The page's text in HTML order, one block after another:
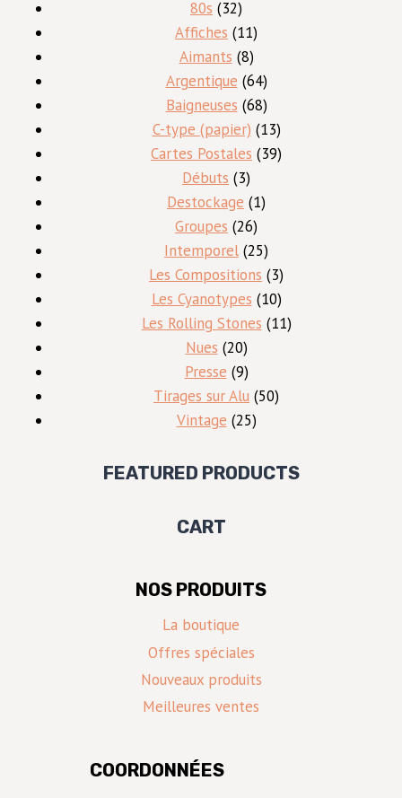
produits
80s 3232
produits
Affiches 1111
produits
Aimants 88
produits
Argentique 6464
produits
Baigneuses 6868
produits
C-type (papier) 1313
produits
Cartes Postales 3939
Débuts 33
produits
Destockage 11
Groupes 2626
produits
Intemporel 2525
produits
Les Compositions 33
produits
Les Cyanotypes 1010
produits
Les Rolling Stones 1111
Nues 2020
produits
Presse 99
produits
Tirages sur Alu 5050
Vintage 2525
FEATURED PRODUCTS
CART
NOS PRODUITS
La boutique
Offres spéciales
Nouveaux produits
Meilleures ventes
COORDONNÉES